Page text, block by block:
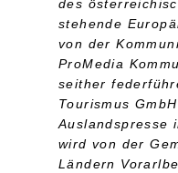
des
stehende
von der
ProMedia
seither
Tourismus
Auslandspresse
wird von der
Ländern